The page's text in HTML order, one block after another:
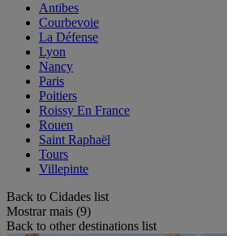
Antibes
Courbevoie
La Défense
Lyon
Nancy
Paris
Poitiers
Roissy En France
Rouen
Saint Raphaël
Tours
Villepinte
Back to Cidades list
Mostrar mais (9)
Back to other destinations list